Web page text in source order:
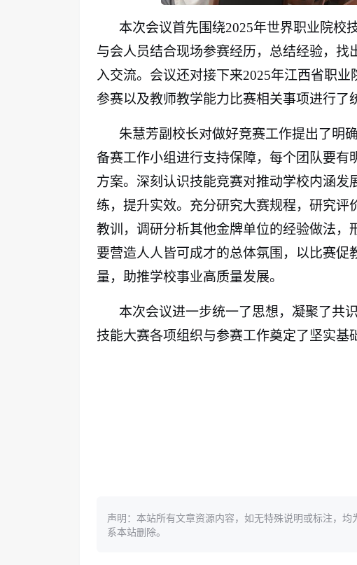
本次会议首先围绕2025年世界职业院校
与会人员结合现场参赛经历，总结经验，
入交流。会议还对接下来2025年江西省职
参赛以及教师教学能力比赛相关事项进行了
朱慧芳副校长对做好竞赛工作提出了明
备赛工作小组进行支持保障，每个团队要有
方案。深刻认识技能竞赛对推动学校内涵发
练，提升实效。充分研究大赛规程，研究
教训，调研分析其他金牌单位的经验做法，
要营造人人皆可成才的总体氛围，以比赛
量，助推学校事业高质量发展。
本次会议进一步统一了思想，凝聚了共
技能大赛各项组织与参赛工作奠定了坚实基
声明：本站所有文章资源内容，如无特殊说明或标注，
系本站删除。